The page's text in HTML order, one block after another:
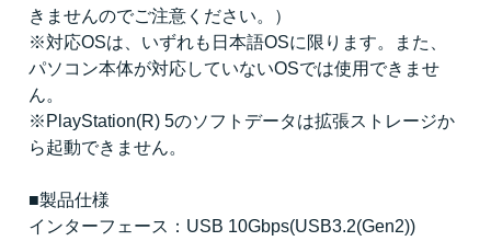
きませんのでご注意ください。）
※対応OSは、いずれも日本語OSに限ります。また、
パソコン本体が対応していないOSでは使用できませ
ん。
※PlayStation(R) 5のソフトデータは拡張ストレージか
ら起動できません。
■製品仕様
インターフェース：USB 10Gbps(USB3.2(Gen2))